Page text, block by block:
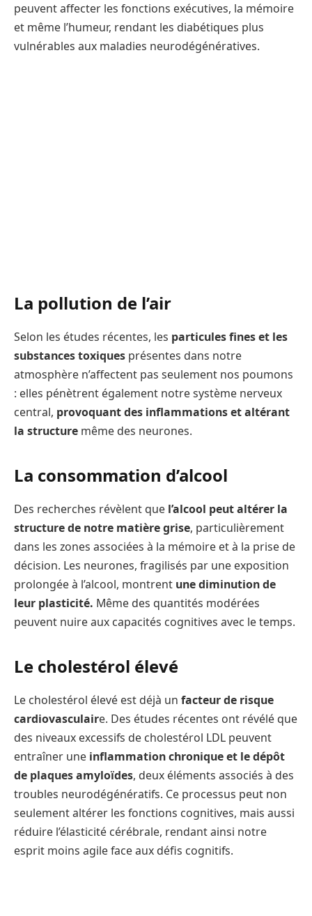
peuvent affecter les fonctions exécutives, la mémoire
et même l’humeur, rendant les diabétiques plus
vulnérables aux maladies neurodégénératives.
La pollution de l’air
Selon les études récentes, les particules fines et les
substances toxiques présentes dans notre
atmosphère n’affectent pas seulement nos poumons
: elles pénètrent également notre système nerveux
central, provoquant des inflammations et altérant
la structure même des neurones.
La consommation d’alcool
Des recherches révèlent que l’alcool peut altérer la
structure de notre matière grise, particulièrement
dans les zones associées à la mémoire et à la prise de
décision. Les neurones, fragilisés par une exposition
prolongée à l’alcool, montrent une diminution de
leur plasticité. Même des quantités modérées
peuvent nuire aux capacités cognitives avec le temps.
Le cholestérol élevé
Le cholestérol élevé est déjà un facteur de risque
cardiovasculaire. Des études récentes ont révélé que
des niveaux excessifs de cholestérol LDL peuvent
entraîner une inflammation chronique et le dépôt
de plaques amyloïdes, deux éléments associés à des
troubles neurodégénératifs. Ce processus peut non
seulement altérer les fonctions cognitives, mais aussi
réduire l’élasticité cérébrale, rendant ainsi notre
esprit moins agile face aux défis cognitifs.